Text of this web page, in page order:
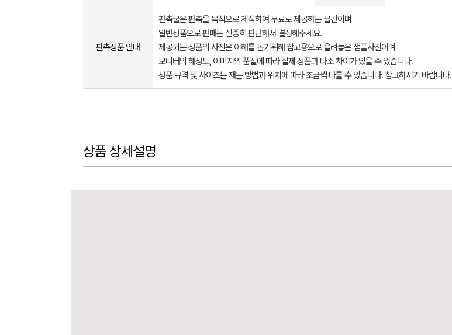
판촉상품 안내
판촉물은 판촉을 목적으로 제작하여 무료로 제공하는 물건이며
일반상품으로 판매는 신중히 판단해서 결정해주세요.
제공되는 상품의 사진은 이해를 돕기위해 참고용으로 올려놓은 샘플사진이며
모니터의 해상도, 이미지의 품질에 따라 실제 상품과 다소 차이가 있을 수 있습니다.
상품 규격 및 사이즈는 재는 방법과 위치에 따라 조금씩 다를 수 있습니다. 참고하시기 바랍니다.
상품 상세설명